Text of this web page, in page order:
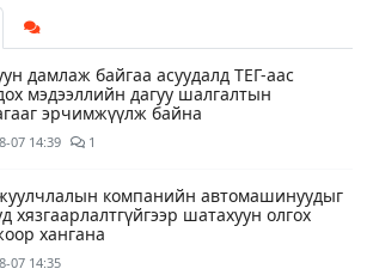
дамлаж байгаа асуудалд ТЕГ-аас
мэдээллийн дагуу шалгалтын
эрчимжүүлж байна
07 14:39 1
компанийн автомашинуудыг
хязгаарлалтгүйгээр шатахуун олгох
хангана
07 14:35